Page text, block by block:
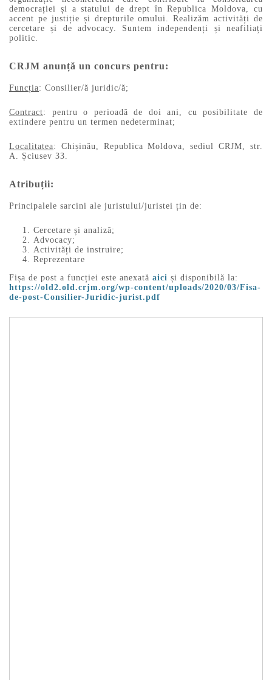
democrației și a statului de drept în Republica Moldova, cu
accent pe justiție și drepturile omului. Realizăm activități de
cercetare și de advocacy. Suntem independenți și neafiliați
politic.
CRJM anunță un concurs pentru:
Funcția: Consilier/ă juridic/ă;
Contract: pentru o perioadă de doi ani, cu posibilitate de
extindere pentru un termen nedeterminat;
Localitatea: Chișinău, Republica Moldova, sediul CRJM, str.
A. Șciusev 33.
Atribuții:
Principalele sarcini ale juristului/juristei țin de:
Cercetare și analiză;
Advocacy;
Activități de instruire;
Reprezentare
Fișa de post a funcției este anexată aici și disponibilă la:
https://old2.old.crjm.org/wp-content/uploads/2020/03/Fisa-
de-post-Consilier-Juridic-jurist.pdf